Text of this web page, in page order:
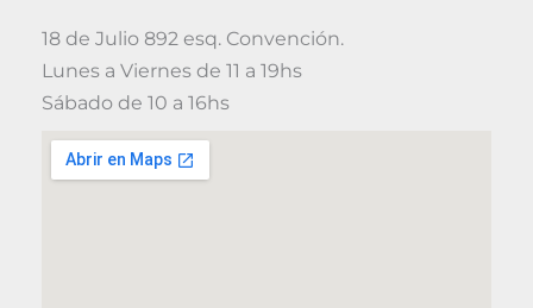
18 de Julio 892 esq. Convención.
Lunes a Viernes de 11 a 19hs
Sábado de 10 a 16hs